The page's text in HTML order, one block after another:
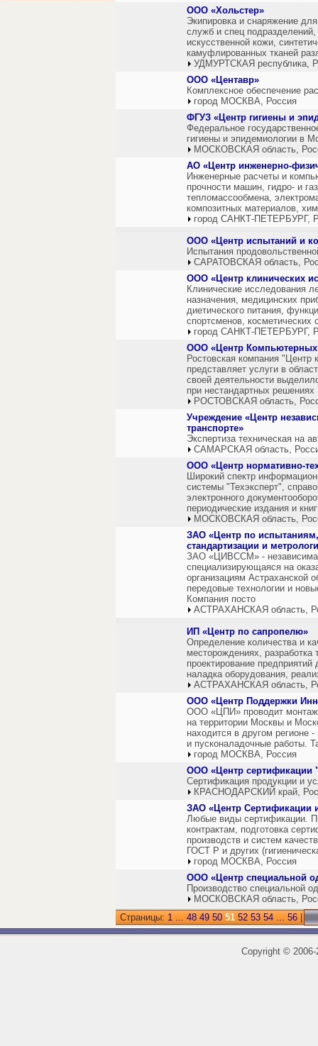
ООО «Хольстер»
Экипировка и снаряжение
служб и спец
искусственной кожи,
камуфлированных тканей
УДМУРТСКАЯ республика,
ООО «Центавр»
Комплексное обеспечение
город МОСКВА, Россия
ФГУЗ «Центр гигиены и
Федеральное
гигиены и эпидемиологии в
МОСКОВСКАЯ область,
АО «Центр инженерно-
Инженерные расчеты и
прочности машин, гидро- и
тепломассообмена,
композитных материалов,
город САНКТ-ПЕТЕРБУРГ,
ООО «Центр испытаний и
Испытания
САРАТОВСКАЯ область,
ООО «Центр клинических
Клинические исследования
назначения, медицинских
диетического питания,
спортсменов, косметических
город САНКТ-ПЕТЕРБУРГ,
ООО «Центр Компьютерных
Ростовская компания
представляет услуги в
своей деятельности
при нестандартных
РОСТОВСКАЯ область,
Учреждение «Центр
транспорте»
Экспертиза техническая на
САМАРСКАЯ область,
ООО «Центр нормативно-
Широкий спектр
системы "Техэксперт",
электронного
периодические издания и
МОСКОВСКАЯ область,
ЗАО «Центр по
стандартизации и
ЗАО «ЦИВССМ» -
специализирующаяся на
организациям Астраханской
передовые технологии и
Компания посто
АСТРАХАНСКАЯ область,
ИП «Центр по сапропелю»
Определение количества и
месторождениях, разработка
проектирование
наладка оборудования,
АСТРАХАНСКАЯ область,
ООО «Центр Поддержки
ООО «ЦПИ» проводит монтаж
на территории Москвы и
находится в другом регионе
и пусконаладочные работы.
город МОСКВА, Россия
ООО «Центр сертификации
Сертификация продукции и
КРАСНОДАРСКИЙ край,
ЗАО «Центр Сертификации
Любые виды сертификации.
контрактам, подготовка
производств и систем
ГОСТ Р и других
город МОСКВА, Россия
ООО «Центр специальной
Производство специальной
МОСКОВСКАЯ область,
Страницы: 1 ... 48 49 50 51 52 53 54 ... 56
Copyright ©